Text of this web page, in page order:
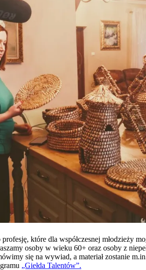
które dla współczesnej młodzieży
osoby w wieku 60+ oraz osoby z
się na wywiad, a materiał zostanie
„Giełda Talentów”.